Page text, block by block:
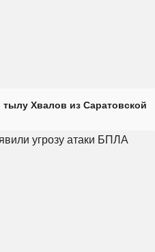
Хвалов из Саратовской